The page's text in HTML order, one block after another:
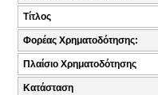
Τίτλος
Φορέας Χρηματοδότησης:
Πλαίσιο Χρηματοδότησης
Κατάσταση